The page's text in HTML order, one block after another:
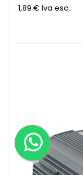
1,89 € Iva esc.